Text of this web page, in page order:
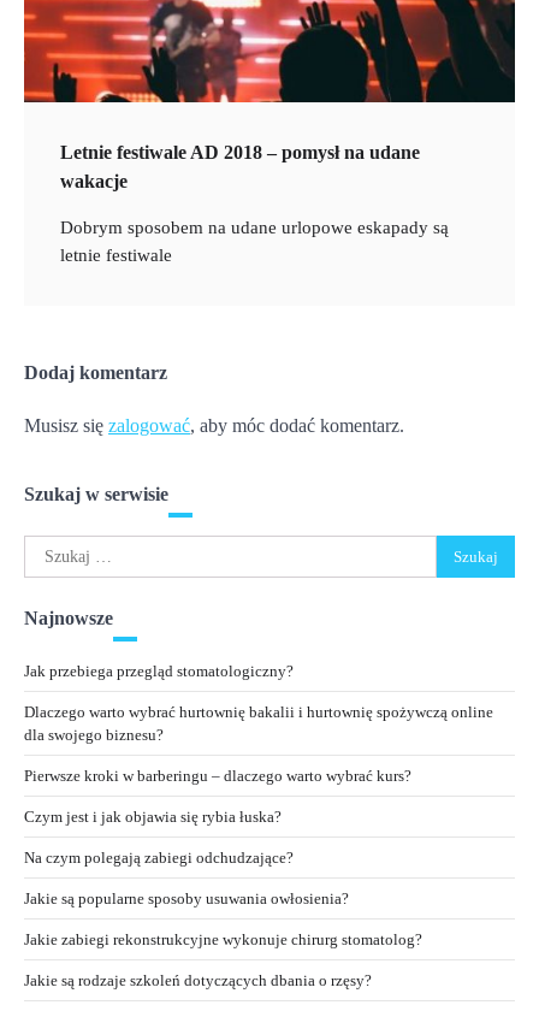
Letnie festiwale AD 2018 – pomysł na udane
wakacje
Dobrym sposobem na udane urlopowe eskapady są
letnie festiwale
Dodaj komentarz
Musisz się zalogować, aby móc dodać komentarz.
Szukaj w serwisie
Szukaj:
Najnowsze
Jak przebiega przegląd stomatologiczny?
Dlaczego warto wybrać hurtownię bakalii i hurtownię spożywczą online
dla swojego biznesu?
Pierwsze kroki w barberingu – dlaczego warto wybrać kurs?
Czym jest i jak objawia się rybia łuska?
Na czym polegają zabiegi odchudzające?
Jakie są popularne sposoby usuwania owłosienia?
Jakie zabiegi rekonstrukcyjne wykonuje chirurg stomatolog?
Jakie są rodzaje szkoleń dotyczących dbania o rzęsy?